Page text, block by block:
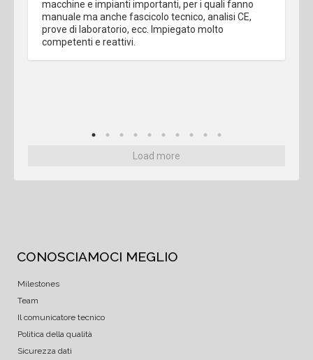
macchine e impianti importanti, per i quali fanno
manuale ma anche fascicolo tecnico, analisi CE,
prove di laboratorio, ecc. Impiegato molto
competenti e reattivi.
Load more
CONOSCIAMOCI MEGLIO
Milestones
Team
Il comunicatore tecnico
Politica della qualità
Sicurezza dati